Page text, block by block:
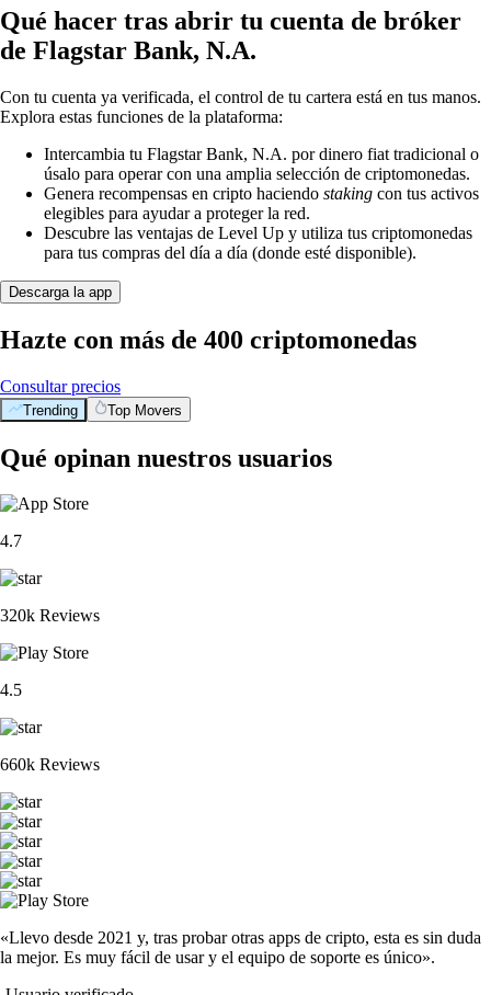
Qué hacer tras abrir tu cuenta de bróker
de Flagstar Bank, N.A.
Con tu cuenta ya verificada, el control de tu cartera está en tus manos.
Explora estas funciones de la plataforma:
Intercambia tu Flagstar Bank, N.A. por dinero fiat tradicional o
úsalo para operar con una amplia selección de criptomonedas.
Genera recompensas en cripto haciendo staking con tus activos
elegibles para ayudar a proteger la red.
Descubre las ventajas de Level Up y utiliza tus criptomonedas
para tus compras del día a día (donde esté disponible).
Descarga la app
Hazte con más de 400 criptomonedas
Consultar precios
Trending Top Movers
Qué opinan nuestros usuarios
4.7
320k Reviews
4.5
660k Reviews
«Llevo desde 2021 y, tras probar otras apps de cripto, esta es sin duda
la mejor. Es muy fácil de usar y el equipo de soporte es único».